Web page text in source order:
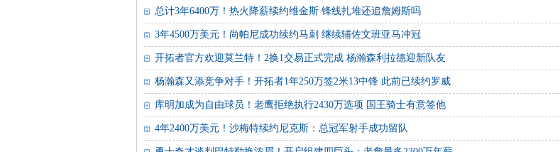
总计3年6400万！热火降薪续约维金斯 锋线扎堆还追詹姆斯吗
3年4500万美元！尚帕尼成功续约马刺 继续辅佐文班亚马冲冠
开拓者官方欢迎莫兰特！2换1交易正式完成 杨瀚森利拉德迎新队友
杨瀚森又添竞争对手！开拓者1年250万签2米13中锋 此前已续约罗威
库明加成为自由球员！老鹰拒绝执行2430万选项 国王骑士有意签他
4年2400万美元！沙梅特续约尼克斯：总冠军射手成功留队